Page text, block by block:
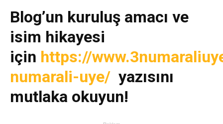
Blog’un kuruluş amacı ve
isim hikayesi
için https://
numarali-uye/ yazısını
mutlaka okuyun!